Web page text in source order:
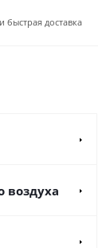
быстрая доставка
воздуха